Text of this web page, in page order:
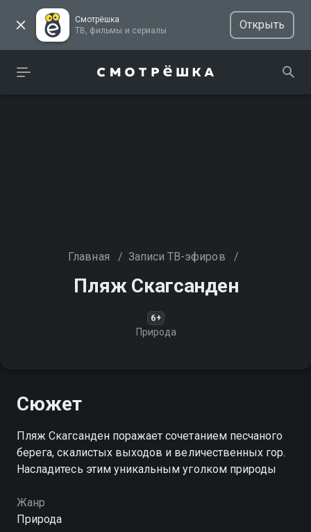
Смотрёшка
ТВ, фильмы и сериалы
Открыть
Главная / Записи ТВ-эфиров /
Пляж Скагсанден
6+
Природа
Сюжет
Пляж Скагсанден поражает сочетанием песчаного
берега, скалистых выходов и величественных гор.
Насладитесь этим уникальным уголком природы
Жанр
Природа